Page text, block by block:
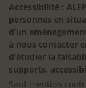
Accessibilité :
personnes en
d’un
à nous contacter
d’étudier la
supports,
Sauf mention